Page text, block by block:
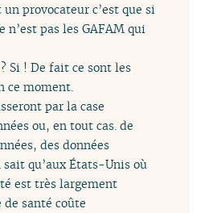
provocateur c’est que si
n’est pas les GAFAM qui
Si ! De fait ce sont les
ce moment.
par la case
ou, en tout cas. de
des données
qu’aux États-Unis où
est très largement
santé coûte